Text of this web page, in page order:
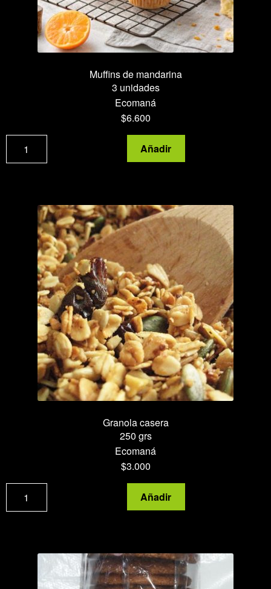
Muffins de mandarina
3 unidades
Ecomaná
$6.600
Muffins
de
Añadir
Granola casera
250 grs
Ecomaná
$3.000
Granola
casera
Añadir